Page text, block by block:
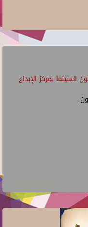
بمركز الإبداع